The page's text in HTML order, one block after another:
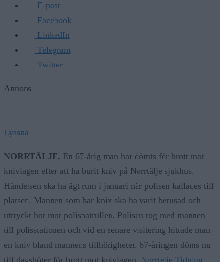
E-post
Facebook
LinkedIn
Telegram
Twitter
Annons
Lyssna
NORRTÄLJE. En 67-årig man har dömts för brott mot
knivlagen efter att ha burit kniv på Norrtälje sjukhus.
Händelsen ska ha ägt rum i januari när polisen kallades till
platsen. Mannen som bar kniv ska ha varit berusad och
uttryckt hot mot polispatrullen. Polisen tog med mannen
till polisstationen och vid en senare visitering hittade man
en kniv bland mannens tillhörigheter. 67-åringen döms nu
till dagsböter för brott mot knivlagen. Norrtelje Tidning